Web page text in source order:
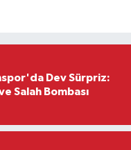
Dev Sürpriz:
Salah Bombası